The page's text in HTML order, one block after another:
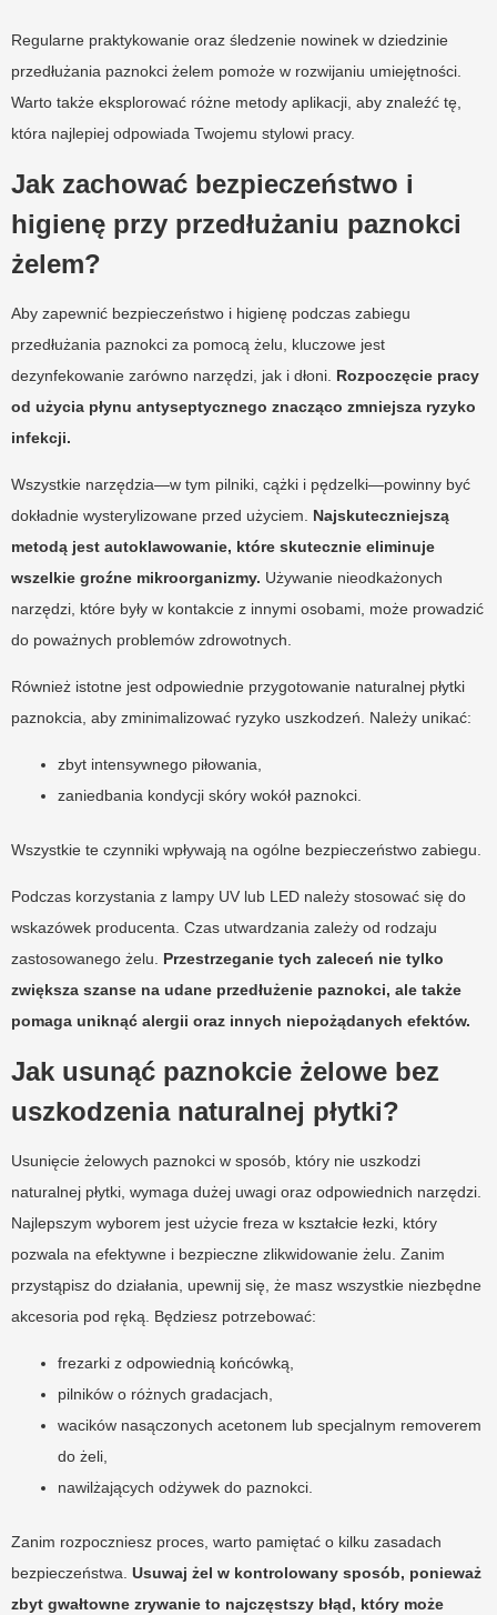
Regularne praktykowanie oraz śledzenie nowinek w dziedzinie
przedłużania paznokci żelem pomoże w rozwijaniu umiejętności.
Warto także eksplorować różne metody aplikacji, aby znaleźć tę,
która najlepiej odpowiada Twojemu stylowi pracy.
Jak zachować bezpieczeństwo i
higienę przy przedłużaniu paznokci
żelem?
Aby zapewnić bezpieczeństwo i higienę podczas zabiegu
przedłużania paznokci za pomocą żelu, kluczowe jest
dezynfekowanie zarówno narzędzi, jak i dłoni. Rozpoczęcie pracy
od użycia płynu antyseptycznego znacząco zmniejsza ryzyko
infekcji.
Wszystkie narzędzia—w tym pilniki, cążki i pędzelki—powinny być
dokładnie wysterylizowane przed użyciem. Najskuteczniejszą
metodą jest autoklawowanie, które skutecznie eliminuje
wszelkie groźne mikroorganizmy. Używanie nieodkażonych
narzędzi, które były w kontakcie z innymi osobami, może prowadzić
do poważnych problemów zdrowotnych.
Również istotne jest odpowiednie przygotowanie naturalnej płytki
paznokcia, aby zminimalizować ryzyko uszkodzeń. Należy unikać:
zbyt intensywnego piłowania,
zaniedbania kondycji skóry wokół paznokci.
Wszystkie te czynniki wpływają na ogólne bezpieczeństwo zabiegu.
Podczas korzystania z lampy UV lub LED należy stosować się do
wskazówek producenta. Czas utwardzania zależy od rodzaju
zastosowanego żelu. Przestrzeganie tych zaleceń nie tylko
zwiększa szanse na udane przedłużenie paznokci, ale także
pomaga uniknąć alergii oraz innych niepożądanych efektów.
Jak usunąć paznokcie żelowe bez
uszkodzenia naturalnej płytki?
Usunięcie żelowych paznokci w sposób, który nie uszkodzi
naturalnej płytki, wymaga dużej uwagi oraz odpowiednich narzędzi.
Najlepszym wyborem jest użycie freza w kształcie łezki, który
pozwala na efektywne i bezpieczne zlikwidowanie żelu. Zanim
przystąpisz do działania, upewnij się, że masz wszystkie niezbędne
akcesoria pod ręką. Będziesz potrzebować:
frezarki z odpowiednią końcówką,
pilników o różnych gradacjach,
wacików nasączonych acetonem lub specjalnym removerem
do żeli,
nawilżających odżywek do paznokci.
Zanim rozpoczniesz proces, warto pamiętać o kilku zasadach
bezpieczeństwa. Usuwaj żel w kontrolowany sposób, ponieważ
zbyt gwałtowne zrywanie to najczęstszy błąd, który może